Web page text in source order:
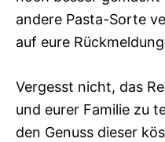
andere Pasta-Sorte
auf eure
Vergesst nicht, das
und eurer Familie zu
den Genuss dieser